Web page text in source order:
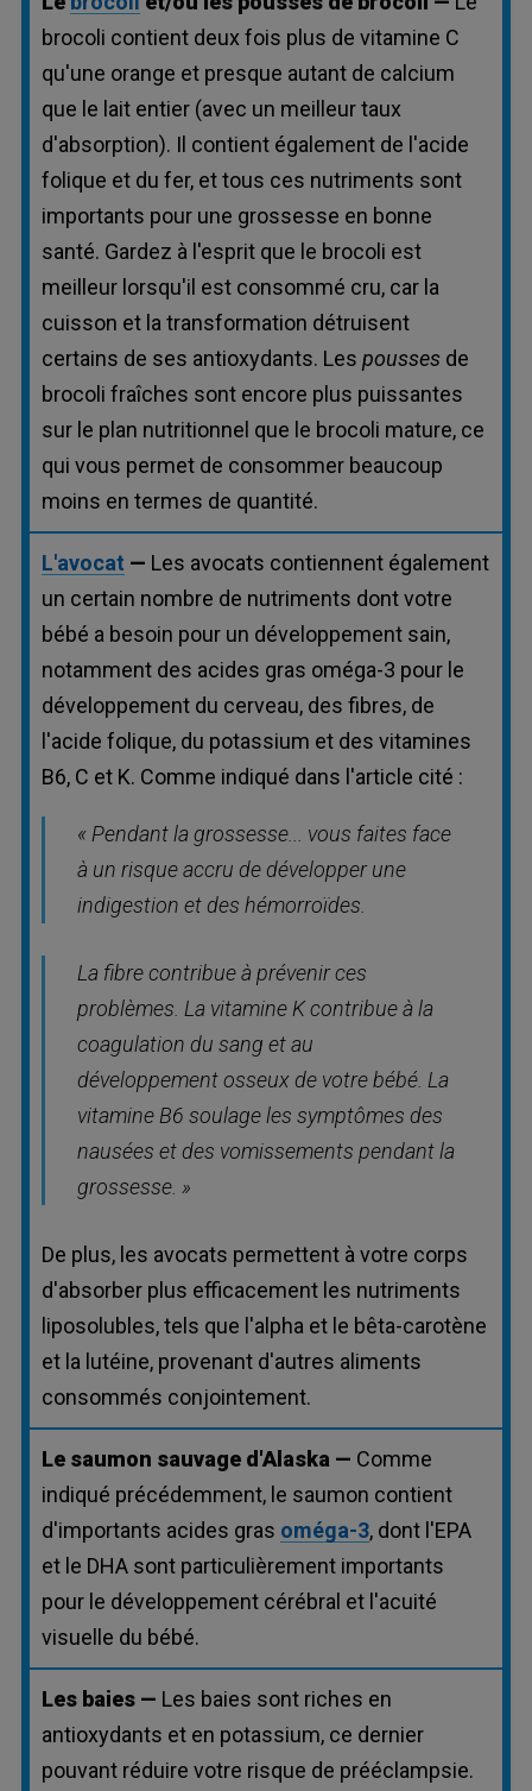
brocoli contient deux fois plus de vitamine C
qu'une orange et presque autant de calcium
que le lait entier (avec un meilleur taux
d'absorption). Il contient également de l'acide
folique et du fer, et tous ces nutriments sont
importants pour une grossesse en bonne
santé. Gardez à l'esprit que le brocoli est
meilleur lorsqu'il est consommé cru, car la
cuisson et la transformation détruisent
certains de ses antioxydants. Les pousses de
brocoli fraîches sont encore plus puissantes
sur le plan nutritionnel que le brocoli mature, ce
qui vous permet de consommer beaucoup
moins en termes de quantité.
L'avocat — Les avocats contiennent également
un certain nombre de nutriments dont votre
bébé a besoin pour un développement sain,
notamment des acides gras oméga-3 pour le
développement du cerveau, des fibres, de
l'acide folique, du potassium et des vitamines
B6, C et K. Comme indiqué dans l'article cité :
« Pendant la grossesse... vous faites face
à un risque accru de développer une
indigestion et des hémorroïdes.
La fibre contribue à prévenir ces
problèmes. La vitamine K contribue à la
coagulation du sang et au
développement osseux de votre bébé. La
vitamine B6 soulage les symptômes des
nausées et des vomissements pendant la
grossesse. »
De plus, les avocats permettent à votre corps
d'absorber plus efficacement les nutriments
liposolubles, tels que l'alpha et le bêta-carotène
et la lutéine, provenant d'autres aliments
consommés conjointement.
Le saumon sauvage d'Alaska — Comme
indiqué précédemment, le saumon contient
d'importants acides gras oméga-3, dont l'EPA
et le DHA sont particulièrement importants
pour le développement cérébral et l'acuité
visuelle du bébé.
Les baies — Les baies sont riches en
antioxydants et en potassium, ce dernier
pouvant réduire votre risque de prééclampsie.